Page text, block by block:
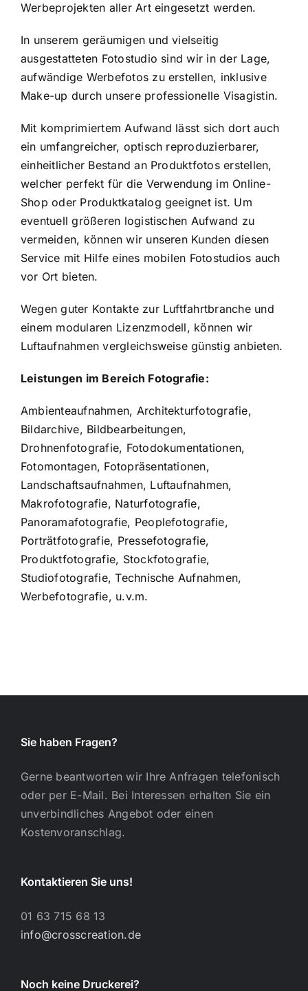
Werbeprojekten aller Art eingesetzt werden.
In unserem geräumigen und vielseitig
ausgestatteten Fotostudio sind wir in der Lage,
aufwändige Werbefotos zu erstellen, inklusive
Make-up durch unsere professionelle Visagistin.
Mit komprimiertem Aufwand lässt sich dort auch
ein umfangreicher, optisch reproduzierbarer,
einheitlicher Bestand an Produktfotos erstellen,
welcher perfekt für die Verwendung im Online-
Shop oder Produktkatalog geeignet ist. Um
eventuell größeren logistischen Aufwand zu
vermeiden, können wir unseren Kunden diesen
Service mit Hilfe eines mobilen Fotostudios auch
vor Ort bieten.
Wegen guter Kontakte zur Luftfahrtbranche und
einem modularen Lizenzmodell, können wir
Luftaufnahmen vergleichsweise günstig anbieten.
Leistungen im Bereich Fotografie:
Ambienteaufnahmen, Architekturfotografie,
Bildarchive, Bildbearbeitungen,
Drohnenfotografie, Fotodokumentationen,
Fotomontagen, Fotopräsentationen,
Landschaftsaufnahmen, Luftaufnahmen,
Makrofotografie, Naturfotografie,
Panoramafotografie, Peoplefotografie,
Porträtfotografie, Pressefotografie,
Produktfotografie, Stockfotografie,
Studiofotografie, Technische Aufnahmen,
Werbefotografie, u.v.m.
Sie haben Fragen?
Gerne beantworten wir Ihre Anfragen telefonisch
oder per E-Mail. Bei Interessen erhalten Sie ein
unverbindliches Angebot oder einen
Kostenvoranschlag.
Kontaktieren Sie uns!
01 63 715 68 13
info@crosscreation.de
Noch keine Druckerei?